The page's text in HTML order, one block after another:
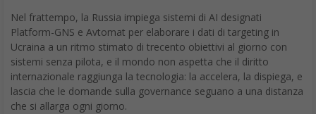
Nel frattempo, la Russia impiega sistemi di AI designati
Platform-GNS e Avtomat per elaborare i dati di targeting in
Ucraina a un ritmo stimato di trecento obiettivi al giorno con
sistemi senza pilota, e il mondo non aspetta che il diritto
internazionale raggiunga la tecnologia: la accelera, la dispiega, e
lascia che le domande sulla governance seguano a una distanza
che si allarga ogni giorno.